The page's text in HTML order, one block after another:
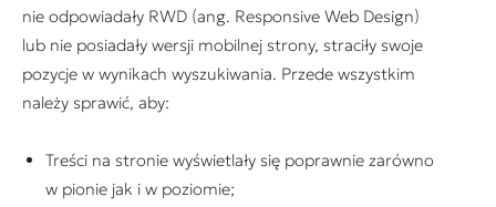
nie odpowiadały RWD (ang. Responsive Web Design)
lub nie posiadały wersji mobilnej strony, straciły swoje
pozycje w wynikach wyszukiwania. Przede wszystkim
należy sprawić, aby:
Treści na stronie wyświetlały się poprawnie zarówno
w pionie jak i w poziomie;